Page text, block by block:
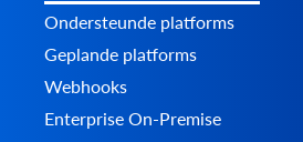
Ondersteunde platforms
Geplande platforms
Webhooks
Enterprise On-Premise